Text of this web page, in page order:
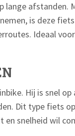
lange afstanden.
is deze
Ideaal
Hij is snel
Dit type fiets
snelheid wil